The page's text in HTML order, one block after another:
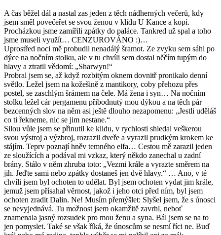
A čas běžel dál a nastal zas jeden z těch nádherných večerů, kdy
jsem směl povečeřet se svou ženou v klidu U Kance a kopí.
Procházkou jsme zamířili zpátky do paláce. Tankred už spal a toho
jsme museli využít… CENZUROVÁNO :)…
Uprostřed noci mě probudil nenadálý šramot. Ze zvyku sem sáhl po
dýce na nočním stolku, ale v tu chvíli sem dostal něčím tupým do
hlavy a ztratil vědomí: „Sharwyn!“
Probral jsem se, až když rozbitým oknem dovnitř pronikalo denní
světlo. Ležel jsem na kožešině z mantikory, coby přehozu přes
postel, se zaschlým šrámem na čele. Má žena i syn… Na nočním
stolku ležel cár pergamenu přibodnutý mou dýkou a na těch pár
bezcenných slov na něm asi ještě dlouho nezapomenu: „Jestli uděláš
co ti řekneme, nic se jim nestane.“
Silou vůle jsem se přinutil ke klidu, v rychlosti shledal veškerou
svou výstroj a výzbroj, rozrazil dveře a vyrazil prudkým krokem ke
stájím. Teprv poznají hněv temného elfa… Cestou mě zarazil jeden
ze sloužících a podával mi vzkaz, který někdo zanechal u zadní
brány. Stálo v něm zhruba toto: „Vezmi krále a vyrazte směrem na
jih. Jeďte sami nebo zpátky dostaneš jen dvě hlavy.“ … Ano, v té
chvíli jsem byl ochoten to udělat. Byl jsem ochoten vydat jim krále,
jemuž jsem přísahal věrnost, jakož i jeho otci před ním, byl jsem
ochoten zradit Dalin. Ne! Musím přemýšlet: Slyšel jsem, že s únosci
se nevyjednává. Tu možnost jsem okamžitě zavrhl, neboť
znamenala jasný rozsudek pro mou ženu a syna. Bál jsem se na to
jen pomyslet. Také se však říká, že únoscům se nesmí říci ne. Buď